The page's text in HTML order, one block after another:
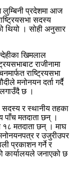
लुम्बिनी प्रदेशमा आज
सदस्य
थियो । सोही अनुसार
खिमलाल
राजीनामा
राष्ट्रियसभा
मनोनयन दर्ता गर्दै
छ ।
सदस्य र स्थानीय तहका
पाँच मतदाता छन् ।
मतदाता छन् । माघ
र उजुरीउपर
प्रकाशन गर्ने र
कार्यालयले जनाएको छ